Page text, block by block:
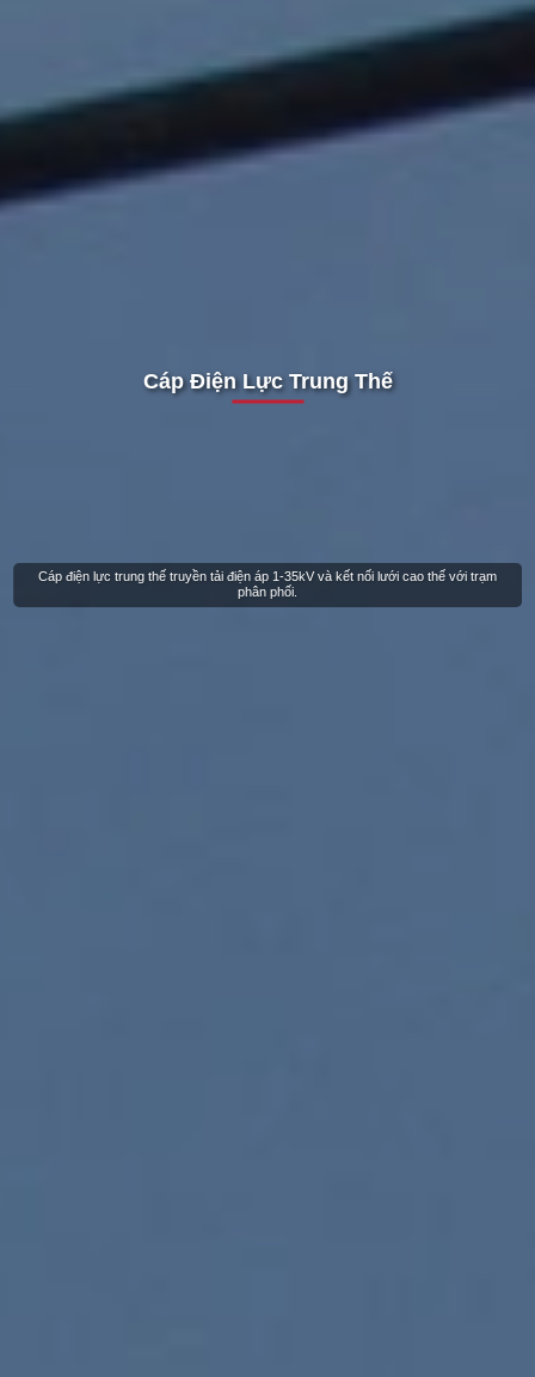
Cáp Điện Lực Trung Thế
Cáp điện lực trung thế truyền tải điện áp 1-35kV và kết nối lưới cao thế với trạm
phân phối.